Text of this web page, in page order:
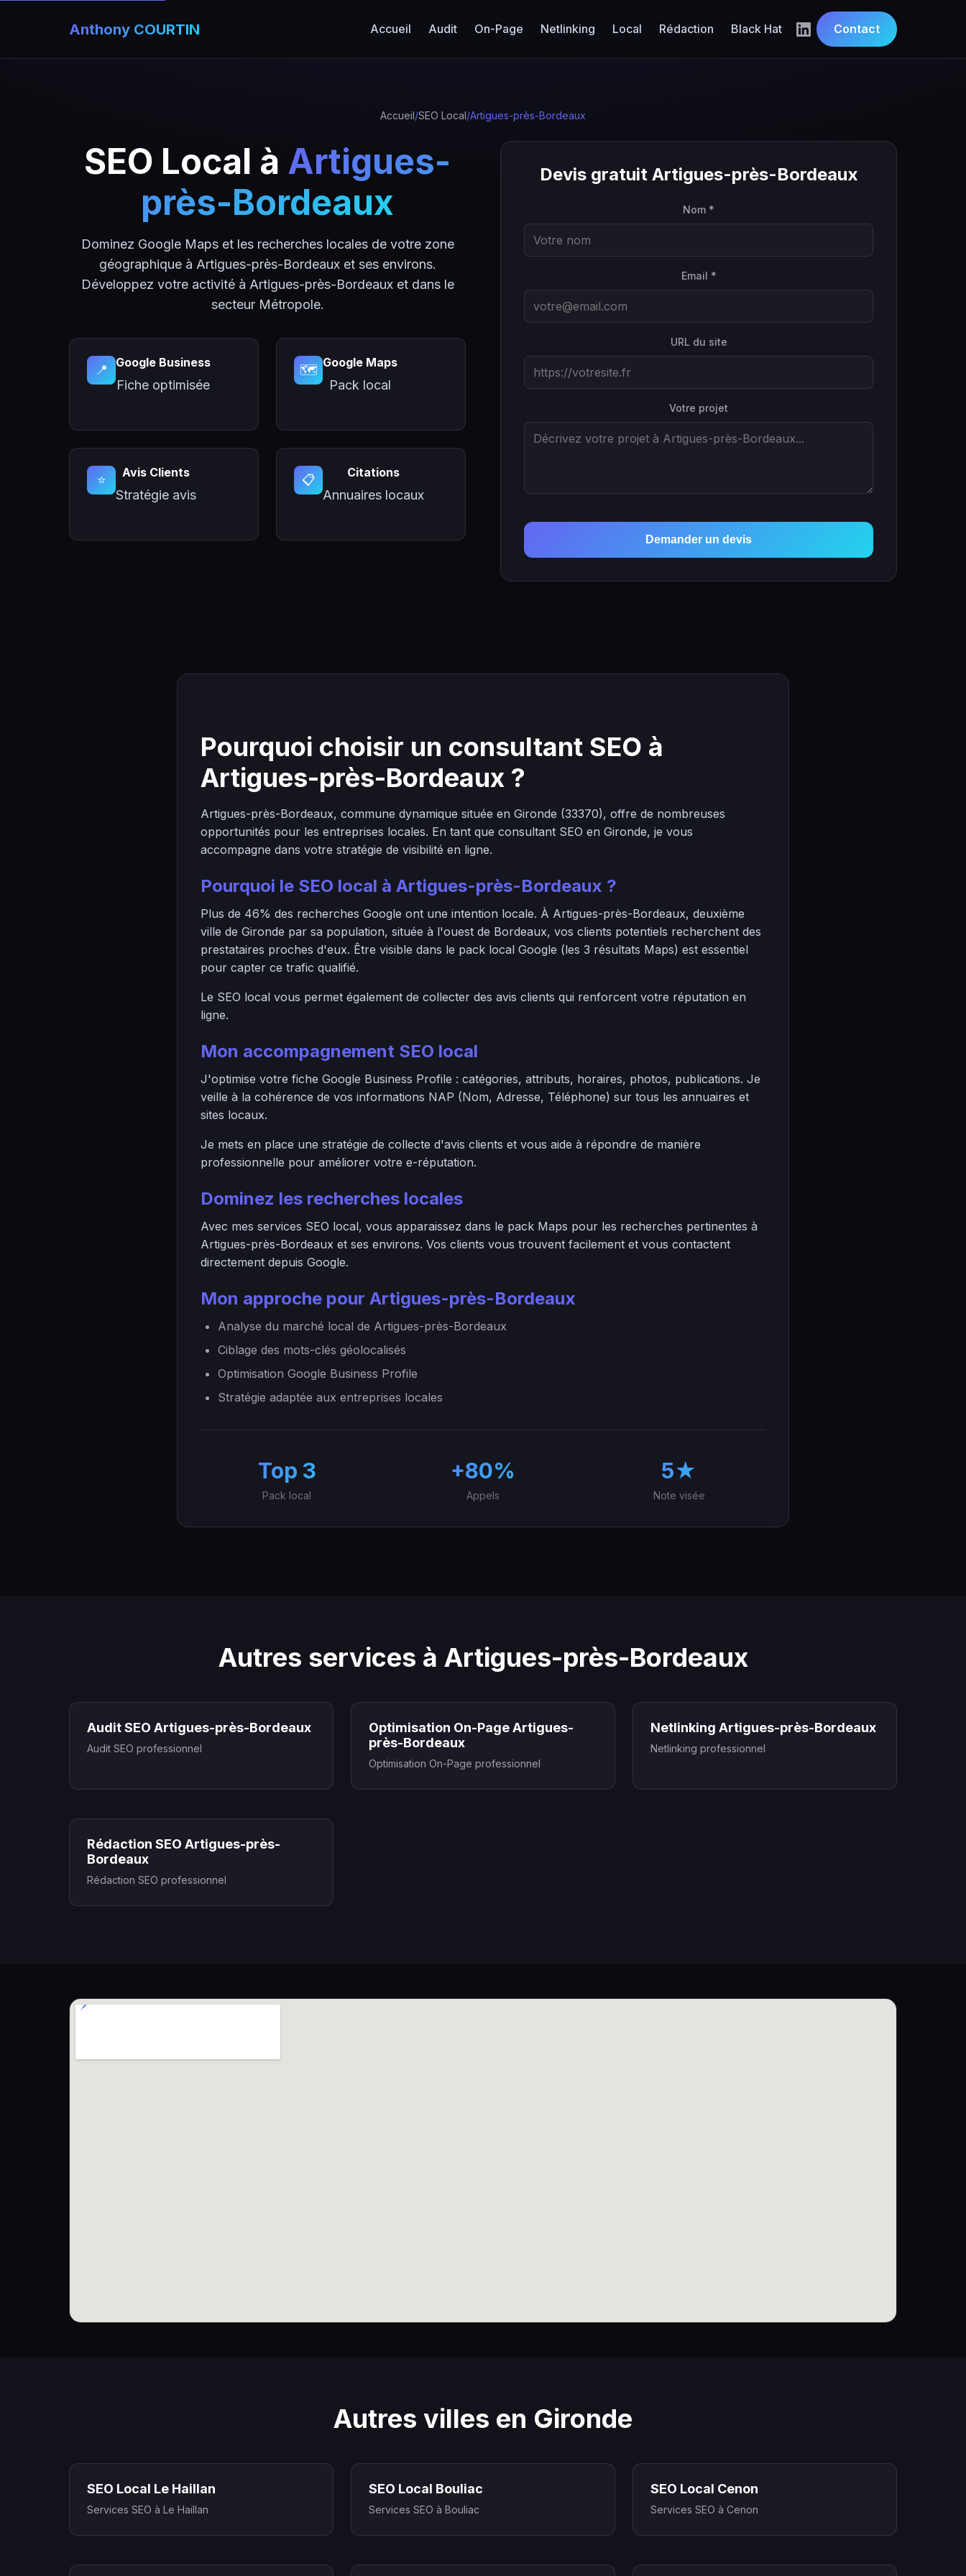
Anthony COURTIN Accueil Audit On-Page Netlinking Local Rédaction Black Hat Contact
Accueil/SEO Local/Artigues-près-Bordeaux
SEO Local à Artigues-
près-Bordeaux
Dominez Google Maps et les recherches locales de votre zone
géographique à Artigues-près-Bordeaux et ses environs.
Développez votre activité à Artigues-près-Bordeaux et dans le
secteur Métropole.
📍 Google Business
Fiche optimisée
🗺️ Google Maps
Pack local
⭐ Avis Clients
Stratégie avis
📋 Citations
Annuaires locaux
Devis gratuit Artigues-près-Bordeaux
Nom *
Email *
URL du site
Votre projet
Demander un devis
Pourquoi choisir un consultant SEO à
Artigues-près-Bordeaux ?
Artigues-près-Bordeaux, commune dynamique située en Gironde (33370), offre de nombreuses
opportunités pour les entreprises locales. En tant que consultant SEO en Gironde, je vous
accompagne dans votre stratégie de visibilité en ligne.
Pourquoi le SEO local à Artigues-près-Bordeaux ?
Plus de 46% des recherches Google ont une intention locale. À Artigues-près-Bordeaux, deuxième
ville de Gironde par sa population, située à l'ouest de Bordeaux, vos clients potentiels recherchent des
prestataires proches d'eux. Être visible dans le pack local Google (les 3 résultats Maps) est essentiel
pour capter ce trafic qualifié.
Le SEO local vous permet également de collecter des avis clients qui renforcent votre réputation en
ligne.
Mon accompagnement SEO local
J'optimise votre fiche Google Business Profile : catégories, attributs, horaires, photos, publications. Je
veille à la cohérence de vos informations NAP (Nom, Adresse, Téléphone) sur tous les annuaires et
sites locaux.
Je mets en place une stratégie de collecte d'avis clients et vous aide à répondre de manière
professionnelle pour améliorer votre e-réputation.
Dominez les recherches locales
Avec mes services SEO local, vous apparaissez dans le pack Maps pour les recherches pertinentes à
Artigues-près-Bordeaux et ses environs. Vos clients vous trouvent facilement et vous contactent
directement depuis Google.
Mon approche pour Artigues-près-Bordeaux
Analyse du marché local de Artigues-près-Bordeaux
Ciblage des mots-clés géolocalisés
Optimisation Google Business Profile
Stratégie adaptée aux entreprises locales
Top 3
Pack local
+80%
Appels
5★
Note visée
Autres services à Artigues-près-Bordeaux
Audit SEO Artigues-près-Bordeaux
Audit SEO professionnel
Optimisation On-Page Artigues-
près-Bordeaux
Optimisation On-Page professionnel
Netlinking Artigues-près-Bordeaux
Netlinking professionnel
Rédaction SEO Artigues-près-
Bordeaux
Rédaction SEO professionnel
Autres villes en Gironde
SEO Local Le Haillan
Services SEO à Le Haillan
SEO Local Bouliac
Services SEO à Bouliac
SEO Local Cenon
Services SEO à Cenon